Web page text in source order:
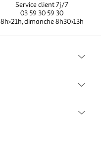
Service client 7j/7
03 59 30 59 30
8h>21h, dimanche 8h30>13h